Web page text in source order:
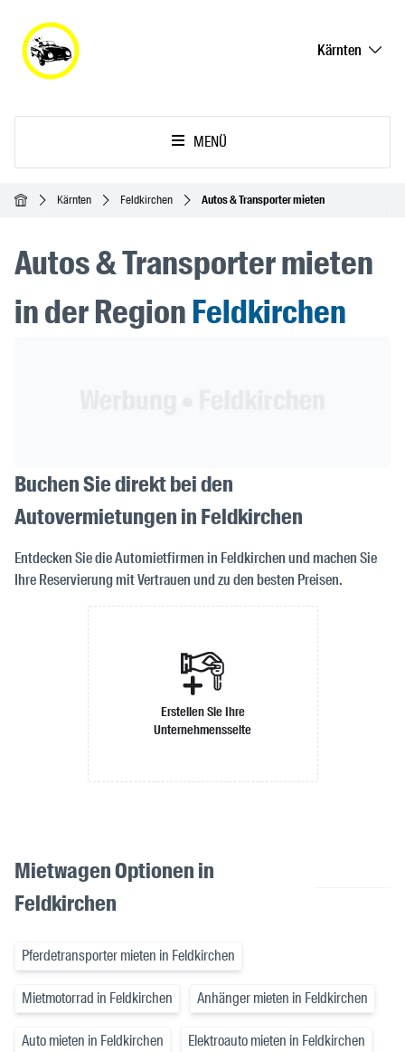
Kärnten
MENÜ
StartseiteKärnten Feldkirchen Autos & Transporter mieten
Autos & Transporter mieten
in der RegionFeldkirchen
Buchen Sie direkt bei den
Autovermietungen in Feldkirchen
Entdecken Sie die Automietfirmen in Feldkirchen und machen Sie
Ihre Reservierung mit Vertrauen und zu den besten Preisen.
Erstellen Sie Ihre
Unternehmensseite
Mietwagen Optionen in
Feldkirchen
Pferdetransporter mieten in Feldkirchen
Mietmotorrad in Feldkirchen Anhänger mieten in Feldkirchen
Auto mieten in Feldkirchen Elektroauto mieten in Feldkirchen